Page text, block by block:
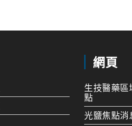
網頁
生技醫藥
點
光鹽焦點消